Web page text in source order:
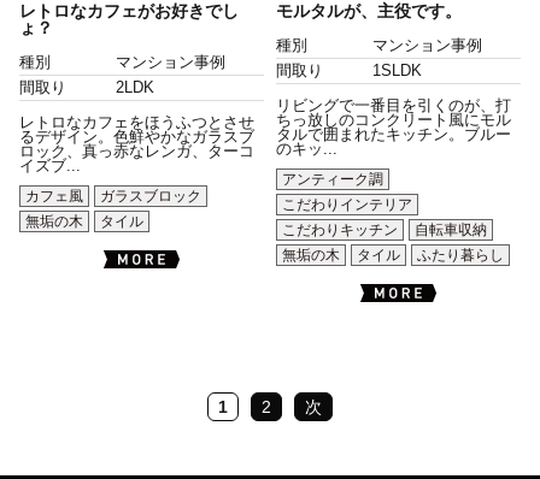
レトロなカフェがお好きでし
ょ？
種別
マンション事例
間取り
2LDK
レトロなカフェをほうふつとさせ
るデザイン。色鮮やかなガラスブ
ロック、真っ赤なレンガ、ターコ
イズブ...
カフェ風
ガラスブロック
無垢の木
タイル
モルタルが、主役です。
種別
マンション事例
間取り
1SLDK
リビングで一番目を引くのが、打
ちっ放しのコンクリート風にモル
タルで囲まれたキッチン。ブルー
のキッ...
アンティーク調
こだわりインテリア
こだわりキッチン
自転車収納
無垢の木
タイル ふたり暮らし
1 2 次